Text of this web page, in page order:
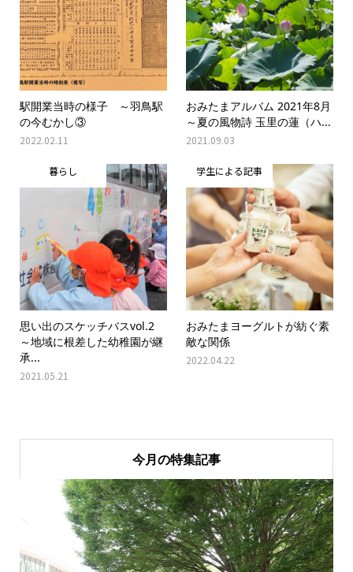
駅開業当時の様子 ～羽鳥駅
の今むかし③
2022.02.11
おみたまアルバム 2021年8月
～夏の風物詩 玉里の蓮（ハ...
2021.09.03
暮らし
思い出のスケッチバスvol.2
～地域に根差した幼稚園が継
承...
2021.05.21
学生による記事
おみたまヨーグルトが紡ぐ素
敵な関係
2022.04.22
今月の特集記事